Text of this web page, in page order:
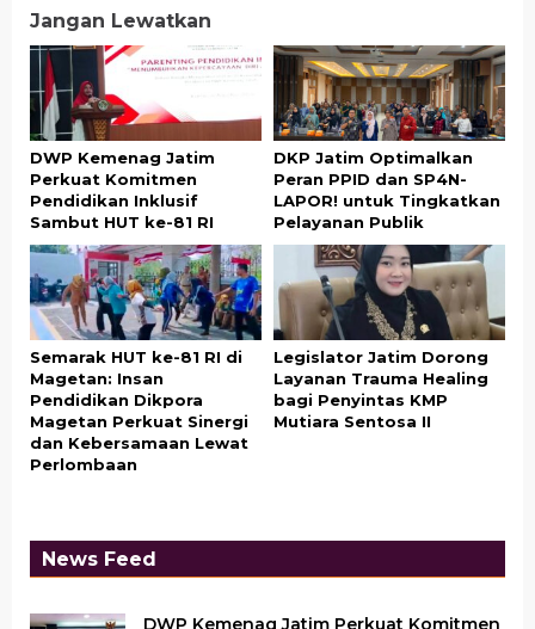
Jangan Lewatkan
DWP Kemenag Jatim
Perkuat Komitmen
Pendidikan Inklusif
Sambut HUT ke-81 RI
DKP Jatim Optimalkan
Peran PPID dan SP4N-
LAPOR! untuk Tingkatkan
Pelayanan Publik
Semarak HUT ke-81 RI di
Magetan: Insan
Pendidikan Dikpora
Magetan Perkuat Sinergi
dan Kebersamaan Lewat
Perlombaan
Legislator Jatim Dorong
Layanan Trauma Healing
bagi Penyintas KMP
Mutiara Sentosa II
News Feed
DWP Kemenag Jatim Perkuat Komitmen